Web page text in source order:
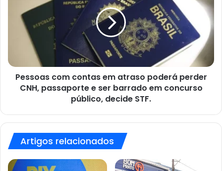
atraso
poderá
passaporte
concurso
decide
STF.
Pessoas com contas em atraso poderá perder
CNH, passaporte e ser barrado em concurso
público, decide STF.
Artigos relacionados